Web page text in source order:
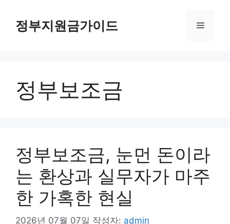
정부지원금가이드 메
정부보조금
정부보조금, 눈먼 돈이라
는 환상과 실무자가 마주
한 가혹한 현실
2026년 07월 07일 작성자: admin